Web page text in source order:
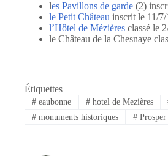
les Pavillons de garde (2)
le Petit Château inscrit le 11/
l’Hôtel de Mézières classé le
le Château de la Chesnaye
Étiquettes
#eaubonne #hotel de Mezières
#monuments historiques #Prosper